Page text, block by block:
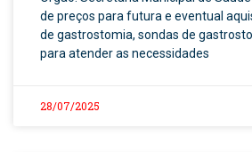
de preços para futura e eventual
de gastrostomia, sondas de
para atender as necessidades
28/07/2025